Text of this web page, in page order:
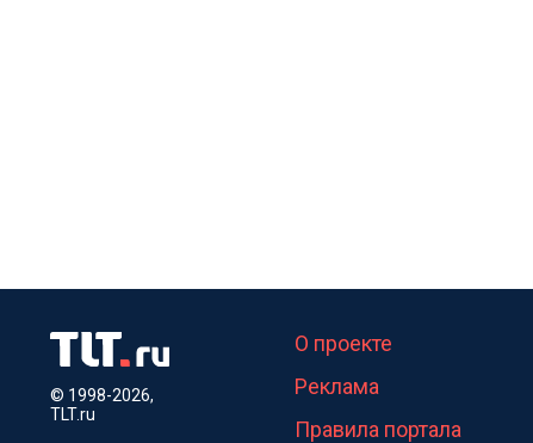
© 1998-2026,
TLT.ru
О проекте
Реклама
Правила портала